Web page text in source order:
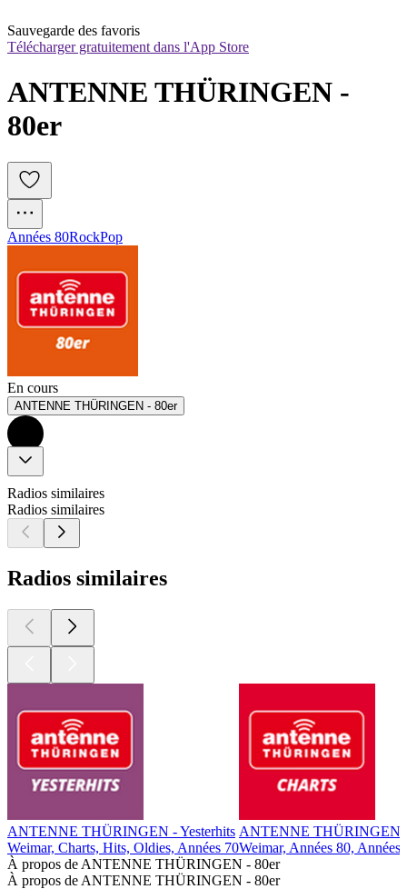
Sauvegarde des favoris
Télécharger gratuitement dans l'App Store
ANTENNE THÜRINGEN -
80er
Années 80RockPop
En cours
ANTENNE THÜRINGEN - 80er
Radios similaires
Radios similaires
Radios similaires
ANTENNE THÜRINGEN - Yesterhits
Weimar, Charts, Hits, Oldies, Années 70
ANTENNE THÜRINGEN
Weimar, Années 80,
À propos de ANTENNE THÜRINGEN - 80er
À propos de ANTENNE THÜRINGEN - 80er